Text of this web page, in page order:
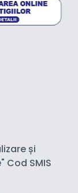
și
Cod SMIS